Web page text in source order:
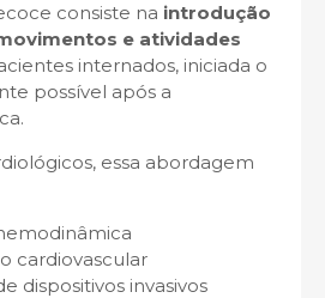
consiste na introdução
e atividades
internados, iniciada o
possível após a
essa abordagem
cardiovascular
dispositivos invasivos